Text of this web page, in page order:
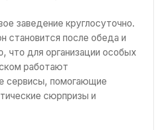
заведение круглосуточно.
становится после обеда и
что для организации особых
работают
сервисы, помогающие
сюрпризы и